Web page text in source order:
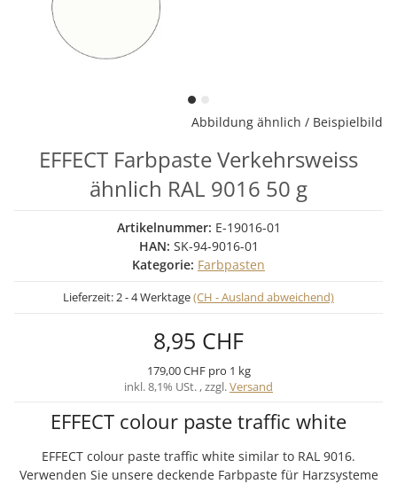
Abbildung ähnlich / Beispielbild
EFFECT Farbpaste Verkehrsweiss
ähnlich RAL 9016 50 g
Artikelnummer: E-19016-01
HAN: SK-94-9016-01
Kategorie: Farbpasten
Lieferzeit:2 - 4 Werktage(CH - Ausland abweichend)
8,95 CHF
179,00 CHF pro 1 kg
inkl. 8,1% USt. , zzgl.Versand
EFFECT colour paste traffic white
EFFECT colour paste traffic white similar to RAL 9016.
Verwenden Sie unsere deckende Farbpaste für Harzsysteme